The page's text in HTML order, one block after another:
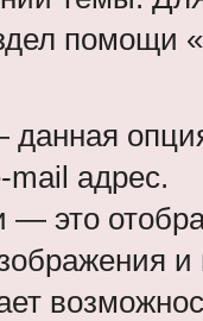
помощи
mail адрес.
— это